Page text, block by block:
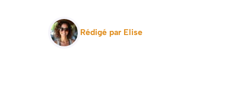
Rédigé par Elise